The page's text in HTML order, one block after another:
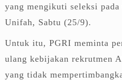
yang mengikuti seleksi pada
Unifah, Sabtu (25/9).
Untuk itu, PGRI meminta
ulang kebijakan rekrutmen
yang tidak